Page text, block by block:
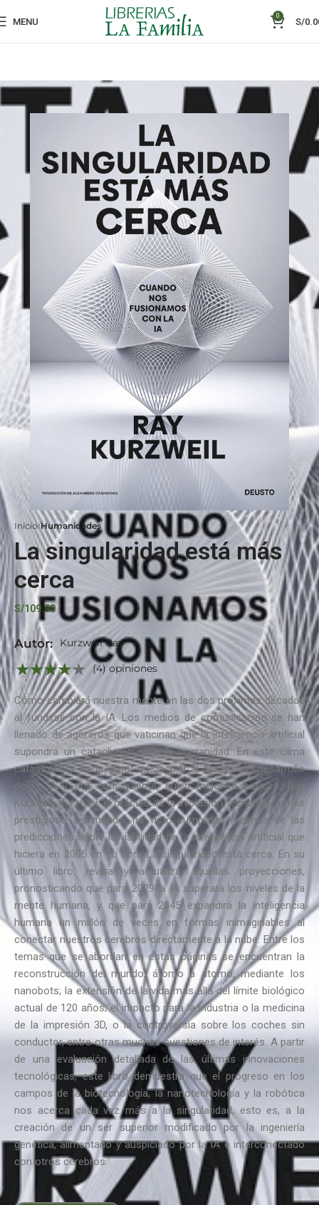
MENU
0
S/
Inicio Humanidades
La singularidad está más
cerca
S/109.90
Autor:
Kurzweil Ray
(4) opiniones
Cómo cambiará nuestra mente en las dos próximas décadas
al fundirse con la IA. Los medios de comunicación se han
llenado de agoreros que vaticinan que la inteligencia artificial
supondrá un cataclismo para la humanidad. En este clima
catastrofista, nada mejor que acudir al decano del desarrollo
de la IA y, por consiguiente, quien mejor la conoce: Ray
Kurzweil. Kurzweil, el oráculo de la evolución tecnológica más
prestigioso del mundo, ha visto cumplidas muchas de las
predicciones sobre la viabilidad de la inteligencia artificial que
hiciera en 2005 en su obra La singularidad está cerca. En su
último libro, revisa y actualiza aquellas proyecciones,
pronosticando que para 2029 la IA superará los niveles de la
mente humana, y que para 2045 expandirá la inteligencia
humana un millón de veces en formas inimaginables al
conectar nuestros cerebros directamente a la nube. Entre los
temas que se abordan en estas páginas se encuentran la
reconstrucción del mundo, átomo a átomo, mediante los
nanobots; la extensión de la vida más allá del límite biológico
actual de 120 años; el impacto para la industria o la medicina
de la impresión 3D, o la controversia sobre los coches sin
conductor, entre otras muchas cuestiones de interés. A partir
de una evaluación detallada de las últimas innovaciones
tecnológicas, este libro demuestra que el progreso en los
campos de la biotecnología, la nanotecnología y la robótica
nos acerca cada vez más a la singularidad, esto es, a la
creación de un ser superior modificado por la ingeniería
genética, alimentado y auspiciado por la IA e interconectado
con otros cerebros.